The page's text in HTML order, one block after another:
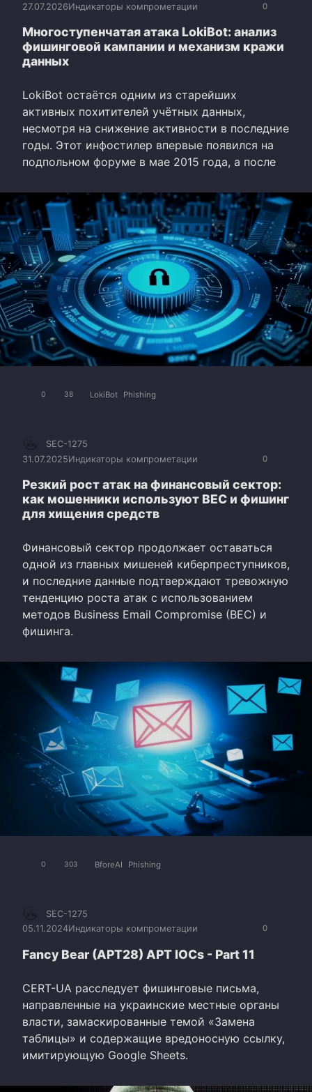
0
27.07.2026Индикаторы компрометации
Многоступенчатая атака LokiBot: анализ
фишинговой кампании и механизм кражи
данных
LokiBot остаётся одним из старейших
активных похитителей учётных данных,
несмотря на снижение активности в последние
годы. Этот инфостилер впервые появился на
подпольном форуме в мае 2015 года, а после
0 38 LokiBot Phishing
0
SEC-1275
31.07.2025Индикаторы компрометации
Резкий рост атак на финансовый сектор:
как мошенники используют BEC и фишинг
для хищения средств
Финансовый сектор продолжает оставаться
одной из главных мишеней киберпреступников,
и последние данные подтверждают тревожную
тенденцию роста атак с использованием
методов Business Email Compromise (BEC) и
фишинга.
0 303 BforeAI Phishing
0
SEC-1275
05.11.2024Индикаторы компрометации
Fancy Bear (APT28) APT IOCs - Part 11
CERT-UA расследует фишинговые письма,
направленные на украинские местные органы
власти, замаскированные темой «Замена
таблицы» и содержащие вредоносную ссылку,
имитирующую Google Sheets.